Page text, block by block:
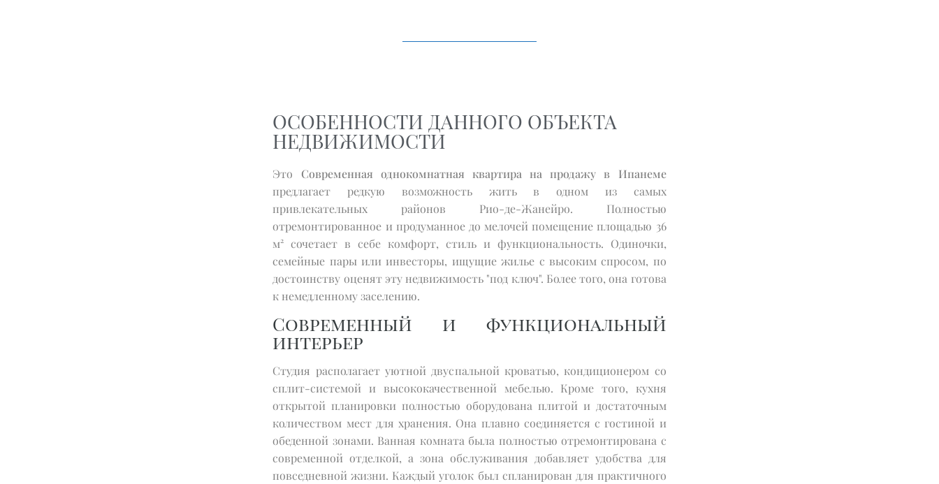
ОСОБЕННОСТИ ДАННОГО ОБЪЕКТА
НЕДВИЖИМОСТИ
Это Современная однокомнатная квартира на продажу в Ипанеме
предлагает редкую возможность жить в одном из самых
привлекательных районов Рио-де-Жанейро. Полностью
отремонтированное и продуманное до мелочей помещение площадью 36
м² сочетает в себе комфорт, стиль и функциональность. Одиночки,
семейные пары или инвесторы, ищущие жилье с высоким спросом, по
достоинству оценят эту недвижимость "под ключ". Более того, она готова
к немедленному заселению.
Современный и функциональный
интерьер
Студия располагает уютной двуспальной кроватью, кондиционером со
сплит-системой и высококачественной мебелью. Кроме того, кухня
открытой планировки полностью оборудована плитой и достаточным
количеством мест для хранения. Она плавно соединяется с гостиной и
обеденной зонами. Ванная комната была полностью отремонтирована с
современной отделкой, а зона обслуживания добавляет удобства для
повседневной жизни. Каждый уголок был спланирован для практичного